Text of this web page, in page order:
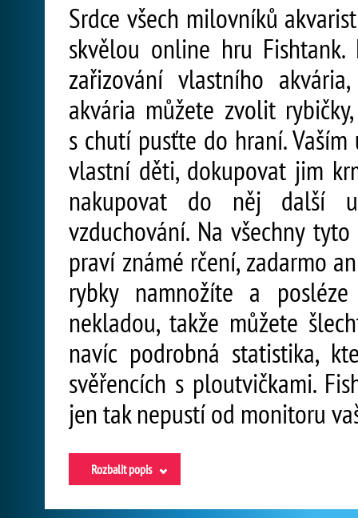
Srdce všech milovníků
skvělou online hru
zařizování vlastního
akvária můžete zvolit
s chutí pusťte do hraní.
vlastní děti, dokupovat jim
nakupovat do něj další
vzduchování. Na všechny
praví známé rčení, zadarmo
rybky namnožíte a
nekladou, takže můžete
navíc podrobná statistika,
svěřencích s ploutvičkami.
jen tak nepustí od monitoru
Rozbalit popis